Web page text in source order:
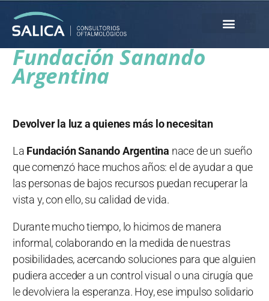
Fundación Sanando
Argentina
Devolver la luz a quienes más lo necesitan
La Fundación Sanando Argentina nace de un sueño
que comenzó hace muchos años: el de ayudar a que
las personas de bajos recursos puedan recuperar la
vista y, con ello, su calidad de vida.
Durante mucho tiempo, lo hicimos de manera
informal, colaborando en la medida de nuestras
posibilidades, acercando soluciones para que alguien
pudiera acceder a un control visual o una cirugía que
le devolviera la esperanza. Hoy, ese impulso solidario